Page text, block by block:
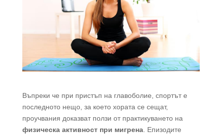
Въпреки че при пристъп на главоболие, спортът е
последното нещо, за което хората се сещат,
проучвания доказват ползи от практикуването на
физическа активност при мигрена. Епизодите